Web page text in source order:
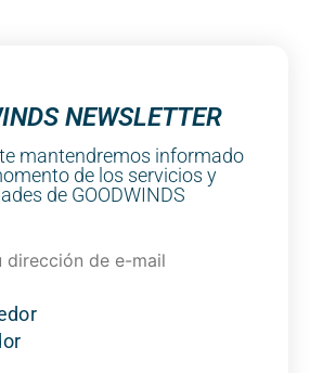
NEWSLETTER
mantendremos informado
de los servicios y
de GOODWINDS